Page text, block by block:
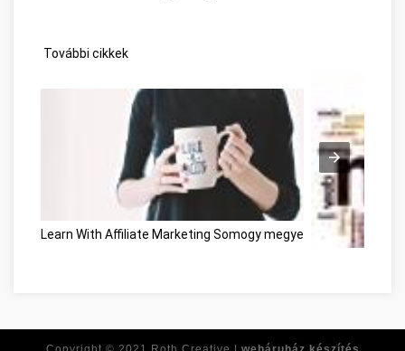
További cikkek
Learn With Affiliate Marketing Somogy megye
Need To Get